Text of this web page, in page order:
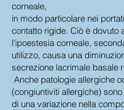
corneale,
in modo particolare nei
contatto rigide. Ciò è dovuto
l’ipoestesia corneale,
utilizzo, causa una
secrezione lacrimale basale
Anche patologie allergiche
(congiuntiviti allergiche)
di una variazione nella